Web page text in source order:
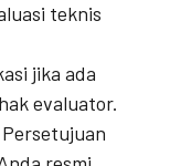
teknis
jika ada
evaluator.